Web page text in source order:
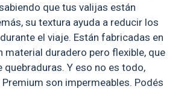
que tus valijas están
su textura ayuda a reducir los
el viaje. Están fabricadas en
material duradero pero flexible, que
quebraduras. Y eso no es todo,
son impermeables. Podés